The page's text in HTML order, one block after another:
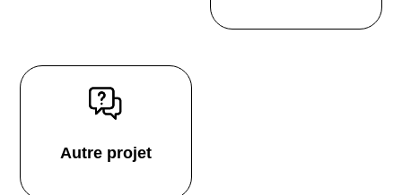
Autre projet